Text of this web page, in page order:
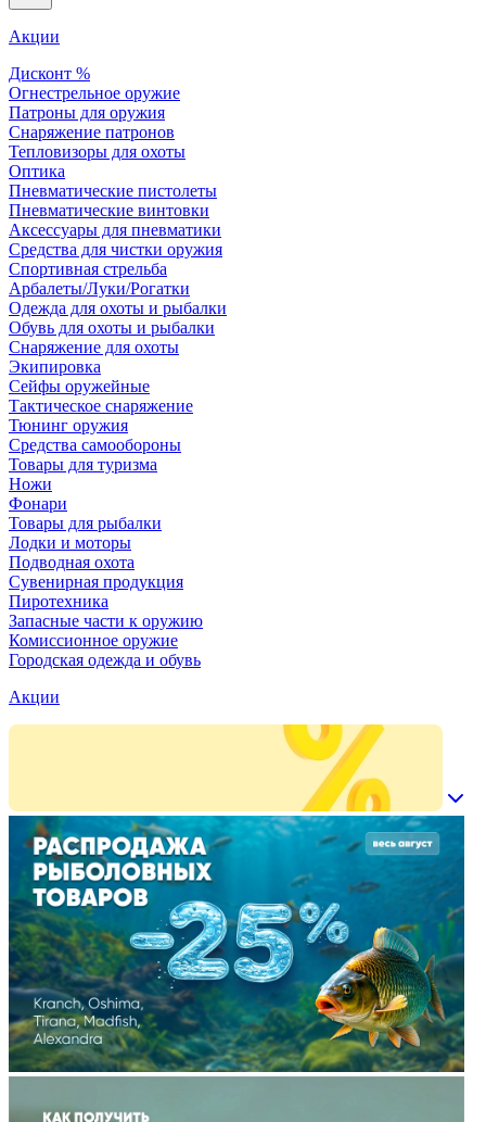
Акции
Дисконт %
Огнестрельное оружие
Патроны для оружия
Снаряжение патронов
Тепловизоры для охоты
Оптика
Пневматические пистолеты
Пневматические винтовки
Аксессуары для пневматики
Средства для чистки оружия
Спортивная стрельба
Арбалеты/Луки/Рогатки
Одежда для охоты и рыбалки
Обувь для охоты и рыбалки
Снаряжение для охоты
Экипировка
Сейфы оружейные
Тактическое снаряжение
Тюнинг оружия
Средства самообороны
Товары для туризма
Ножи
Фонари
Товары для рыбалки
Лодки и моторы
Подводная охота
Сувенирная продукция
Пиротехника
Запасные части к оружию
Комиссионное оружие
Городская одежда и обувь
Акции